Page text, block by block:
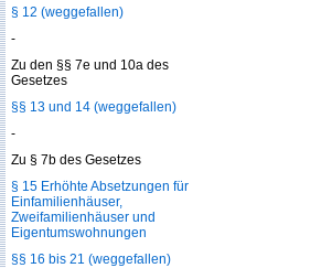
§ 12 (weggefallen)
-
Zu den §§ 7e und 10a des
Gesetzes
§§ 13 und 14 (weggefallen)
-
Zu § 7b des Gesetzes
§ 15 Erhöhte Absetzungen für
Einfamilienhäuser,
Zweifamilienhäuser und
Eigentumswohnungen
§§ 16 bis 21 (weggefallen)